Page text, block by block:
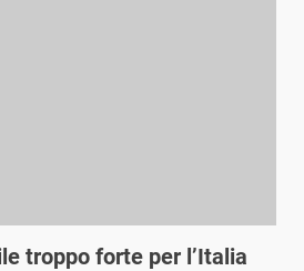
troppo forte per l’Italia